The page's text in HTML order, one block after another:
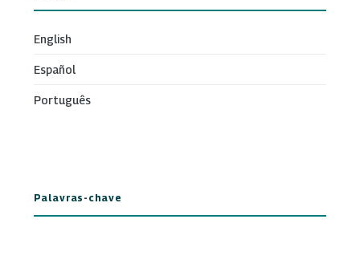
English
Español
Português
Palavras-chave